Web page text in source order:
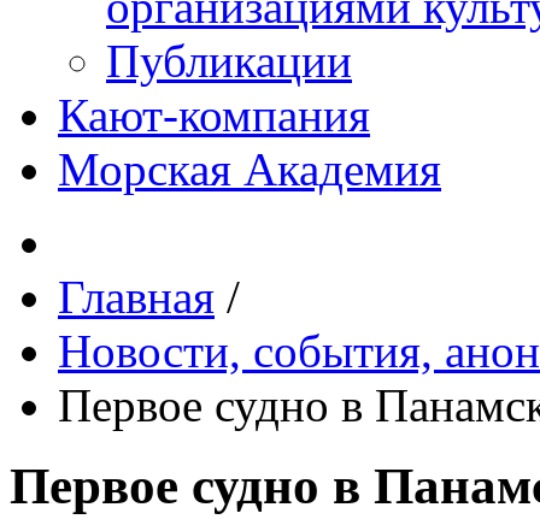
Публикации
Кают-компания
Морская Академия
Главная /
Новости, события,
Первое судно в
Первое судно в